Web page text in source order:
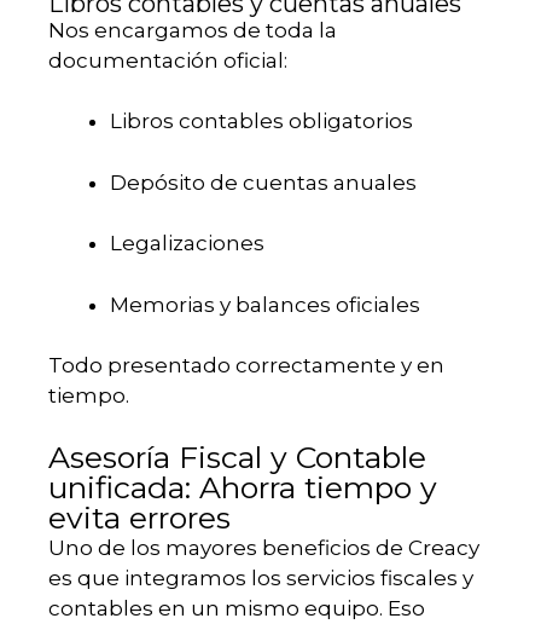
Nos encargamos de toda la
documentación oficial:
Libros contables obligatorios
Depósito de cuentas anuales
Legalizaciones
Memorias y balances oficiales
Todo presentado correctamente y en
tiempo.
Asesoría Fiscal y Contable
unificada: Ahorra tiempo y
evita errores
Uno de los mayores beneficios de Creacy
es que integramos los servicios fiscales y
contables en un mismo equipo. Eso